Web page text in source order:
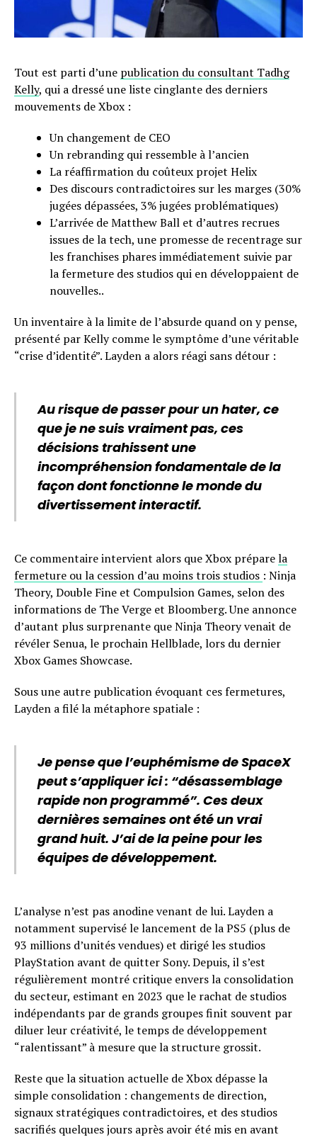
Tout est parti d’une publication du consultant Tadhg
Kelly, qui a dressé une liste cinglante des derniers
mouvements de Xbox :
Un changement de CEO
Un rebranding qui ressemble à l’ancien
La réaffirmation du coûteux projet Helix
Des discours contradictoires sur les marges (30%
jugées dépassées, 3% jugées problématiques)
L’arrivée de Matthew Ball et d’autres recrues
issues de la tech, une promesse de recentrage sur
les franchises phares immédiatement suivie par
la fermeture des studios qui en développaient de
nouvelles..
Un inventaire à la limite de l’absurde quand on y pense,
présenté par Kelly comme le symptôme d’une véritable
“crise d’identité”. Layden a alors réagi sans détour :
Au risque de passer pour un hater, ce
que je ne suis vraiment pas, ces
décisions trahissent une
incompréhension fondamentale de la
façon dont fonctionne le monde du
divertissement interactif.
Ce commentaire intervient alors que Xbox préparela
fermeture ou la cession d’au moins trois studios : Ninja
Theory, Double Fine et Compulsion Games, selon des
informations de The Verge et Bloomberg. Une annonce
d’autant plus surprenante que Ninja Theory venait de
révéler Senua, le prochain Hellblade, lors du dernier
Xbox Games Showcase.
Sous une autre publication évoquant ces fermetures,
Layden a filé la métaphore spatiale :
Je pense que l’euphémisme de SpaceX
peut s’appliquer ici : “désassemblage
rapide non programmé”. Ces deux
dernières semaines ont été un vrai
grand huit. J’ai de la peine pour les
équipes de développement.
L’analyse n’est pas anodine venant de lui. Layden a
notamment supervisé le lancement de la PS5 (plus de
93 millions d’unités vendues) et dirigé les studios
PlayStation avant de quitter Sony. Depuis, il s’est
régulièrement montré critique envers la consolidation
du secteur, estimant en 2023 que le rachat de studios
indépendants par de grands groupes finit souvent par
diluer leur créativité, le temps de développement
“ralentissant” à mesure que la structure grossit.
Reste que la situation actuelle de Xbox dépasse la
simple consolidation : changements de direction,
signaux stratégiques contradictoires, et des studios
sacrifiés quelques jours après avoir été mis en avant